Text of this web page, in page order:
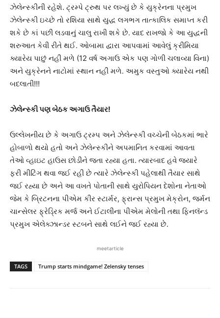
ઝેલેન્સ્કીની રહેશે. ટ્રમ્પે ટ્રુથ પર લખ્યું છે કે યુક્રેનના પ્રમુખ
ઝેલેન્સ્કી ઇચ્છે તો રશિયા સાથે યુદ્ધ લગભગ તાત્કાલિક સમાપ્ત કરી
શકે છે કાં પછી લડવાનું ચાલુ રાખી શકે છે. યાદ રાખજો કે આ યુદ્ધની
શરુઆત કેવી રીતે થઈ. ઓબામા દ્વારા આપવામાં આવેલું ક્રીમિયા
ક્યારેય પાછું નહીં મળે (12 વર્ષ અગાઉ એક પણ ગોળી ચલાવ્યા વિના)
અને યુક્રેનને નાટોમાં સ્થાન નહીં મળે. અમુક વસ્તુઓ ક્યારેય નથી
બદલાતી!!!
ઝેલેન્સ્કી પણ બેઠક અગાઉ તૈયાર!
ઉલ્લેખનીય છે કે અગાઉ ટ્રમ્પ અને ઝેલેન્સ્કી વચ્ચેની બેઠકમાં ભારે
હોબાળો થયો હતો અને ઝેલેન્સ્કીને અપમાનિત કરવામાં આવતા
તેઓ વ્હાઇટ હાઉસ છોડીને જતા રહ્યા હતા. ત્યારબાદ હવે જ્યારે
ફરી મીટિંગ થવા જઈ રહી છે ત્યારે ઝેલેન્સ્કી પહેલાથી તૈયાર સાથે
જઈ રહ્યા છે અને આ વખતે પોતાની સાથે યુરોપિયન દેશોના નેતાઓ
જેમ કે બ્રિટનના પીએમ કીર સ્ટાર્મર, ફ્રાન્સ પ્રમુખ મેક્રોન, જર્મન
ચાન્સેલર ફ્રેડ્રિક મર્જ અને ઈટાલીના પીએમ મેલોની તથા ફિનલૅન્ડ
પ્રમુખ એલેક્ઝાન્ડર સ્ટબને સાથે લઈને જઈ રહ્યા છે.
meetarticle
TAGS Trump starts mindgame! Zelensky tenses